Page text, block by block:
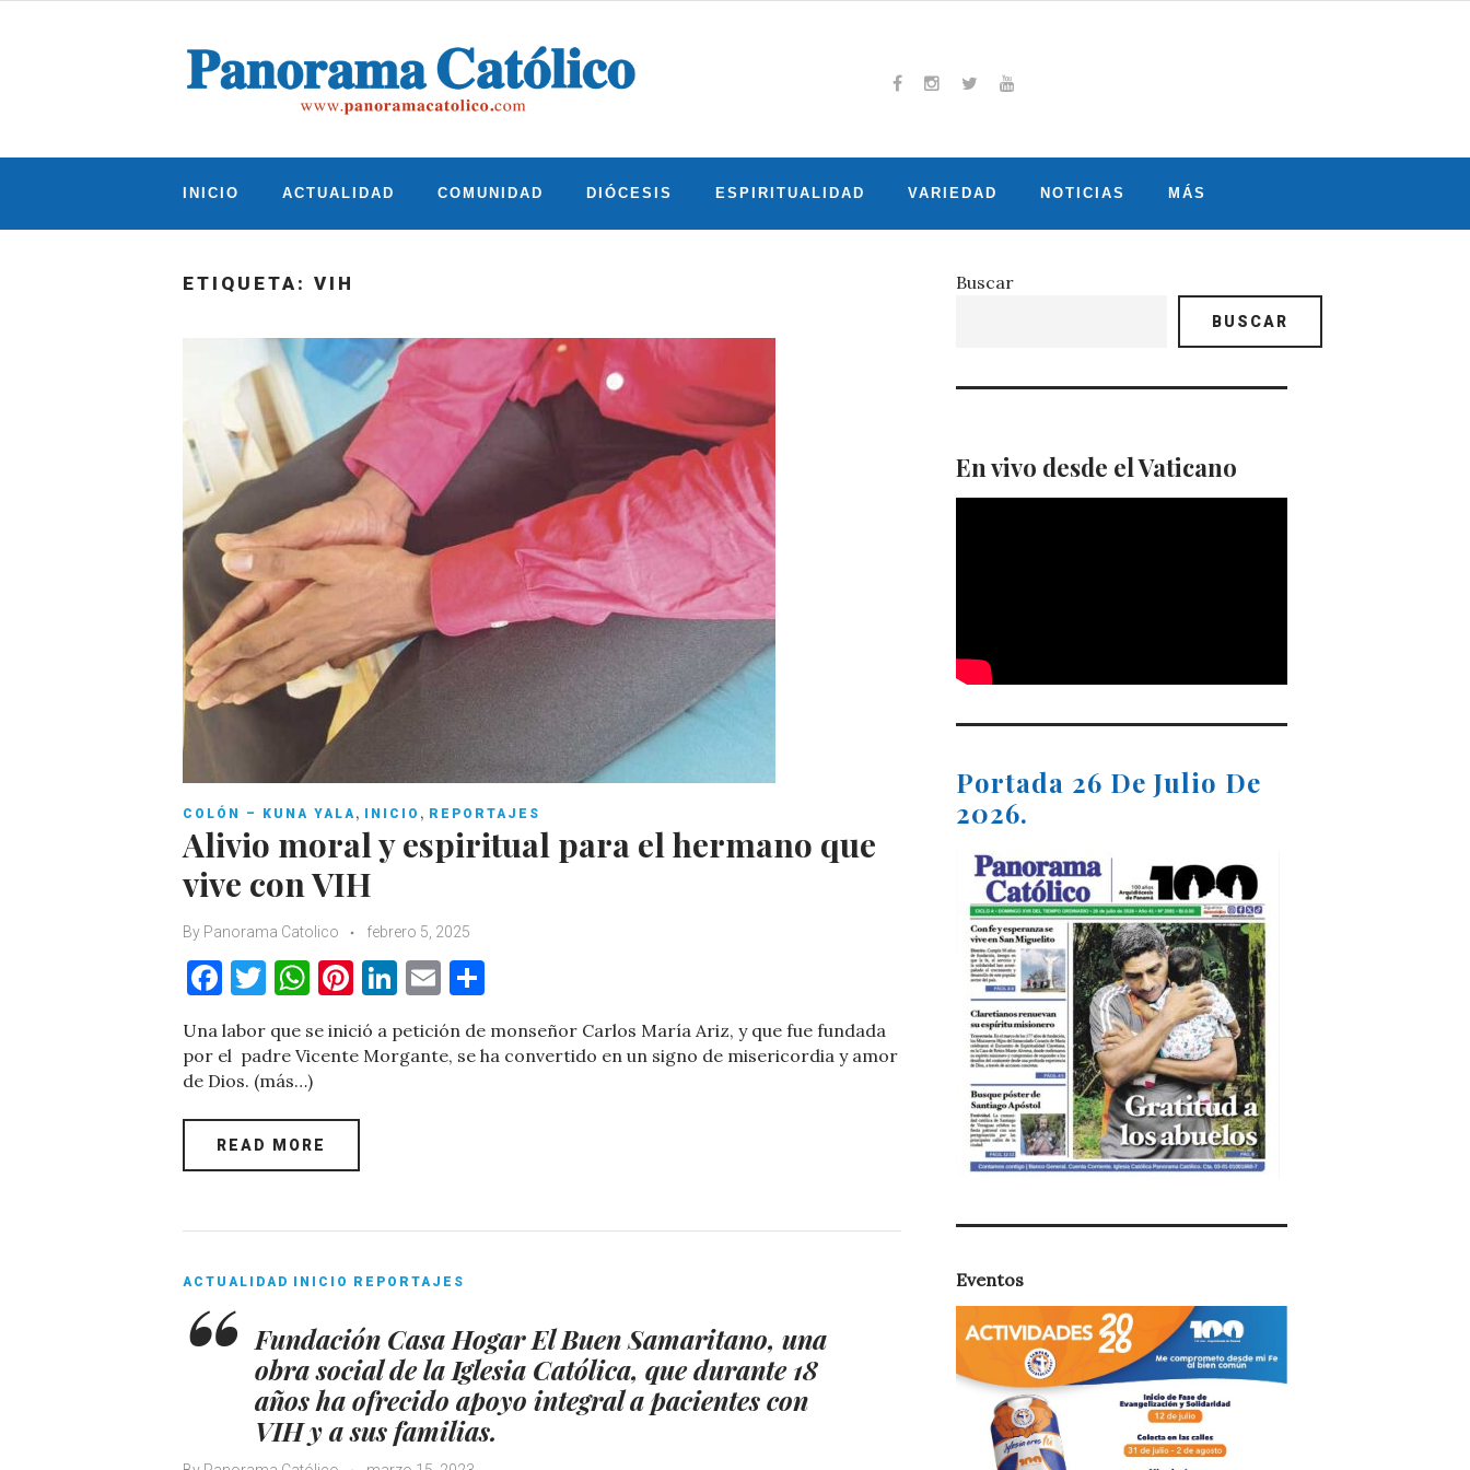
INICIO ACTUALIDAD COMUNIDAD DIÓCESIS ESPIRITUALIDAD VARIEDAD NOTICIAS MÁS
ETIQUETA: VIH
COLÓN – KUNA YALA, INICIO , REPORTAJES
Alivio moral y espiritual para el hermano que
vive con VIH
By Panorama Catolico febrero 5, 2025
F
a
c
e
b
o
k
T
it
te
r
W
h
at
s
A
p
Pi
nt
er
t
Li
k
E
m
ai m
Una labor que se inició a petición de monseñor Carlos María Ariz, y que fue fundada
por el padre Vicente Morgante, se ha convertido en un signo de misericordia y amor
de Dios. (más…)
READ MORE
ACTUALIDAD INICIO REPORTAJES
Fundación Casa Hogar El Buen Samaritano, una
obra social de la Iglesia Católica, que durante 18
años ha ofrecido apoyo integral a pacientes con
VIH y a sus familias.
Buscar
BUSCAR
En vivo desde el Vaticano
Portada 26 De Julio De
2026.
Eventos